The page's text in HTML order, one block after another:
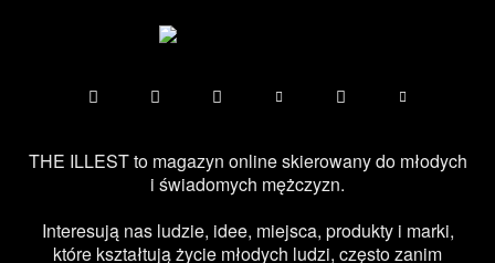
THE ILLEST to magazyn online skierowany do młodych
i świadomych mężczyzn.
Interesują nas ludzie, idee, miejsca, produkty i marki,
które kształtują życie młodych ludzi, często zanim